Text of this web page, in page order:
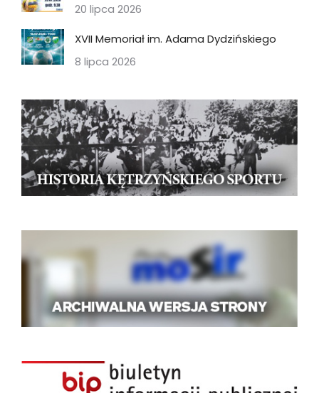
20 lipca 2026
XVII Memoriał im. Adama Dydzińskiego
8 lipca 2026